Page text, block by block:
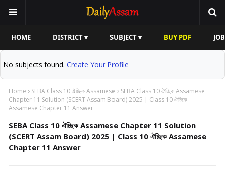
HOME DISTRICT ▾ SUBJECT ▾ BUY PDF
No subjects found. Create Your Profile
Home SEBA Class 10 ঐচ্ছিক Assamese
SEBA Class 10 ঐচ্ছিক Assamese
Chapter 11 Solution (SCERT Assam Board) 2025 | Class 10 ঐচ্ছিক
Assamese Chapter 11 Answer
SEBA Class 10 ঐচ্ছিক Assamese Chapter 11 Solution
(SCERT Assam Board) 2025 | Class 10 ঐচ্ছিক Assamese
Chapter 11 Answer